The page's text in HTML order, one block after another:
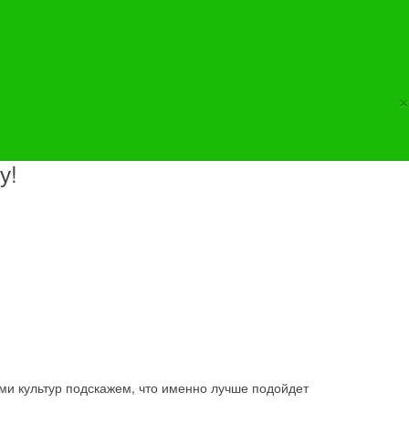
×
культур подскажем, что именно лучше подойдет